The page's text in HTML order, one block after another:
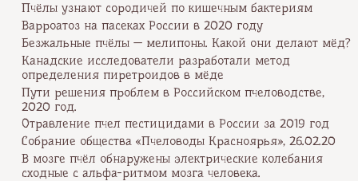
Пчёлы узнают сородичей по кишечным бактериям
Варроатоз на пасеках России в 2020 году
Безжальные пчёлы — мелипоны. Какой они делают мёд?
Канадские исследователи разработали метод
определения пиретроидов в мёде
Пути решения проблем в Российском пчеловодстве,
2020 год.
Отравление пчел пестицидами в России за 2019 год
Собрание общества «Пчеловоды Красноярья», 26.02.20
В мозге пчёл обнаружены электрические колебания
сходные с альфа-ритмом мозга человека.